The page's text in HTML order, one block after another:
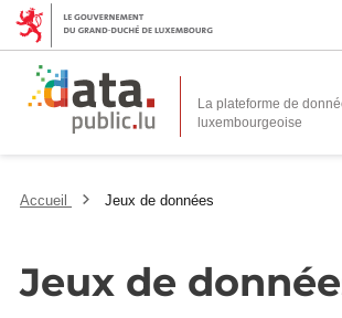
La plateforme de
Accueil Jeux de données
Jeux de